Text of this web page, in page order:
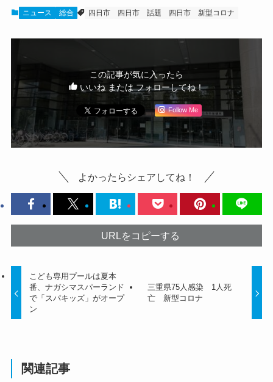
ニュース 総合 四日市 四日市 話題 四日市 新型コロナ
この記事が気に入ったら
いいね または フォローしてね！
Follow Me
よかったらシェアしてね！
URLをコピーする
こども専用プールは夏本
番、ナガシマスパーランド
で「スパキッズ」がオープ
ン
三重県75人感染 1人死
亡 新型コロナ
関連記事